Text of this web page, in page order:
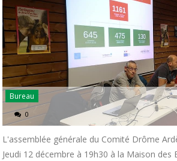
Bureau
0
L'assemblée générale du Comité Drôme
Jeudi 12 décembre à 19h30 à la Maison des